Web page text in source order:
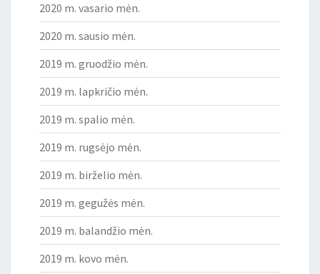
2020 m. vasario mėn.
2020 m. sausio mėn.
2019 m. gruodžio mėn.
2019 m. lapkričio mėn.
2019 m. spalio mėn.
2019 m. rugsėjo mėn.
2019 m. birželio mėn.
2019 m. gegužės mėn.
2019 m. balandžio mėn.
2019 m. kovo mėn.